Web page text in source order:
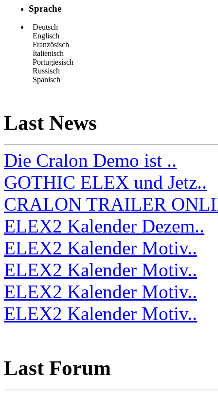
Sprache
Deutsch
Englisch
Französisch
Italienisch
Portugiesisch
Russisch
Spanisch
Last News
Die Cralon Demo ist ..
GOTHIC ELEX und Jetz..
CRALON TRAILER
ELEX2 Kalender Dezem..
ELEX2 Kalender Motiv..
ELEX2 Kalender Motiv..
ELEX2 Kalender Motiv..
ELEX2 Kalender Motiv..
Last Forum